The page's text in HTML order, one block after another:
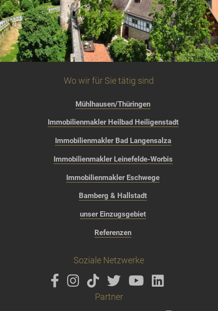
Wo wir für Sie tätig sind
Mühlhausen/Thüringen
Immobilienmakler Heilbad Heiligenstadt
Immobilienmakler Bad Langensalza
Immobilienmakler Leinefelde-Worbis
Immobilienmakler Eschwege
Bamberg & Hallstadt
unser Einzugsgebiet
Referenzen
Soziale Netzwerke
Partner